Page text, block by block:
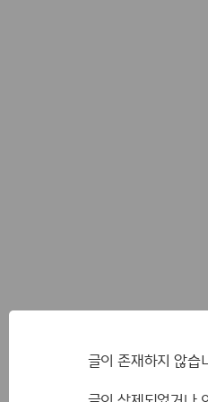
글이 존재하지 않습